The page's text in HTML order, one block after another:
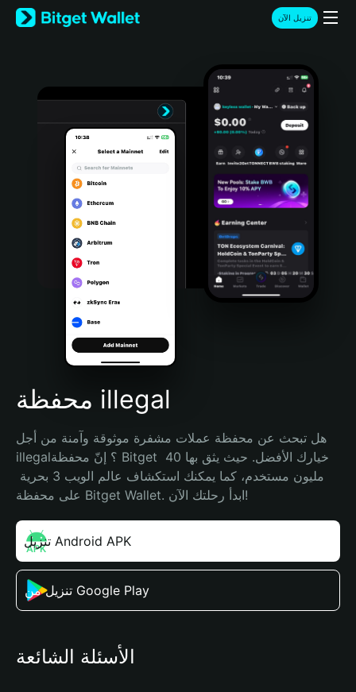
English
日本語
Türkçe
Português (Portugal)
Bahasa Indonesia
Português (Brasil)
Español (Argentina)
تنزيل الآن
محفظة illegal
هل تبحث عن محفظة عملات مشفرة موثوقة وآمنة من أجل
illegal؟ إنّ محفظة Bitget خيارك الأفضل. حيث يثق بها 40
على محفظة Bitget Wallet. ابدأ رحلتك الآن!
تنزيل Android APK
تنزيل من Google Play
الأسئلة الشائعة